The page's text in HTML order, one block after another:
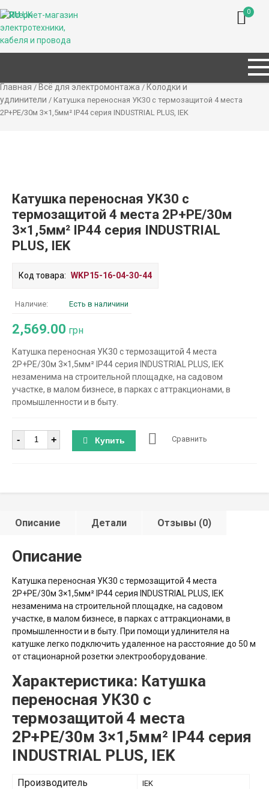
0
Главная / Всё для электромонтажа / Колодки и
удлинители / Катушка переносная УК30 с термозащитой 4 места
2P+PE/30м 3×1,5мм² IP44 серия INDUSTRIAL PLUS, IEK
Катушка переносная УК30 с
термозащитой 4 места 2P+PE/30м
3×1,5мм² IP44 серия INDUSTRIAL
PLUS, IEK
Код товара: WKP15-16-04-30-44
Наличие: Есть в наличини
2,569.00 грн
Катушка переносная УК30 с термозащитой 4 места
2P+PE/30м 3×1,5мм² IP44 серия INDUSTRIAL PLUS, IEK
незаменима на строительной площадке, на садовом
участке, в малом бизнесе, в парках с аттракционами, в
промышленности и в быту.
Количество
- + Купить Сравнить
Описание Детали Отзывы (0)
Описание
Катушка переносная УК30 с термозащитой 4 места
2P+PE/30м 3×1,5мм² IP44 серия INDUSTRIAL PLUS, IEK
незаменима на строительной площадке, на садовом
участке, в малом бизнесе, в парках с аттракционами, в
промышленности и в быту. При помощи удлинителя на
катушке легко подключить удаленное на расстояние до 50 м
от стационарной розетки электрооборудование.
Характеристика: Катушка
переносная УК30 с
термозащитой 4 места
2P+PE/30м 3×1,5мм² IP44 серия
INDUSTRIAL PLUS, IEK
Производитель IEK
RUUK